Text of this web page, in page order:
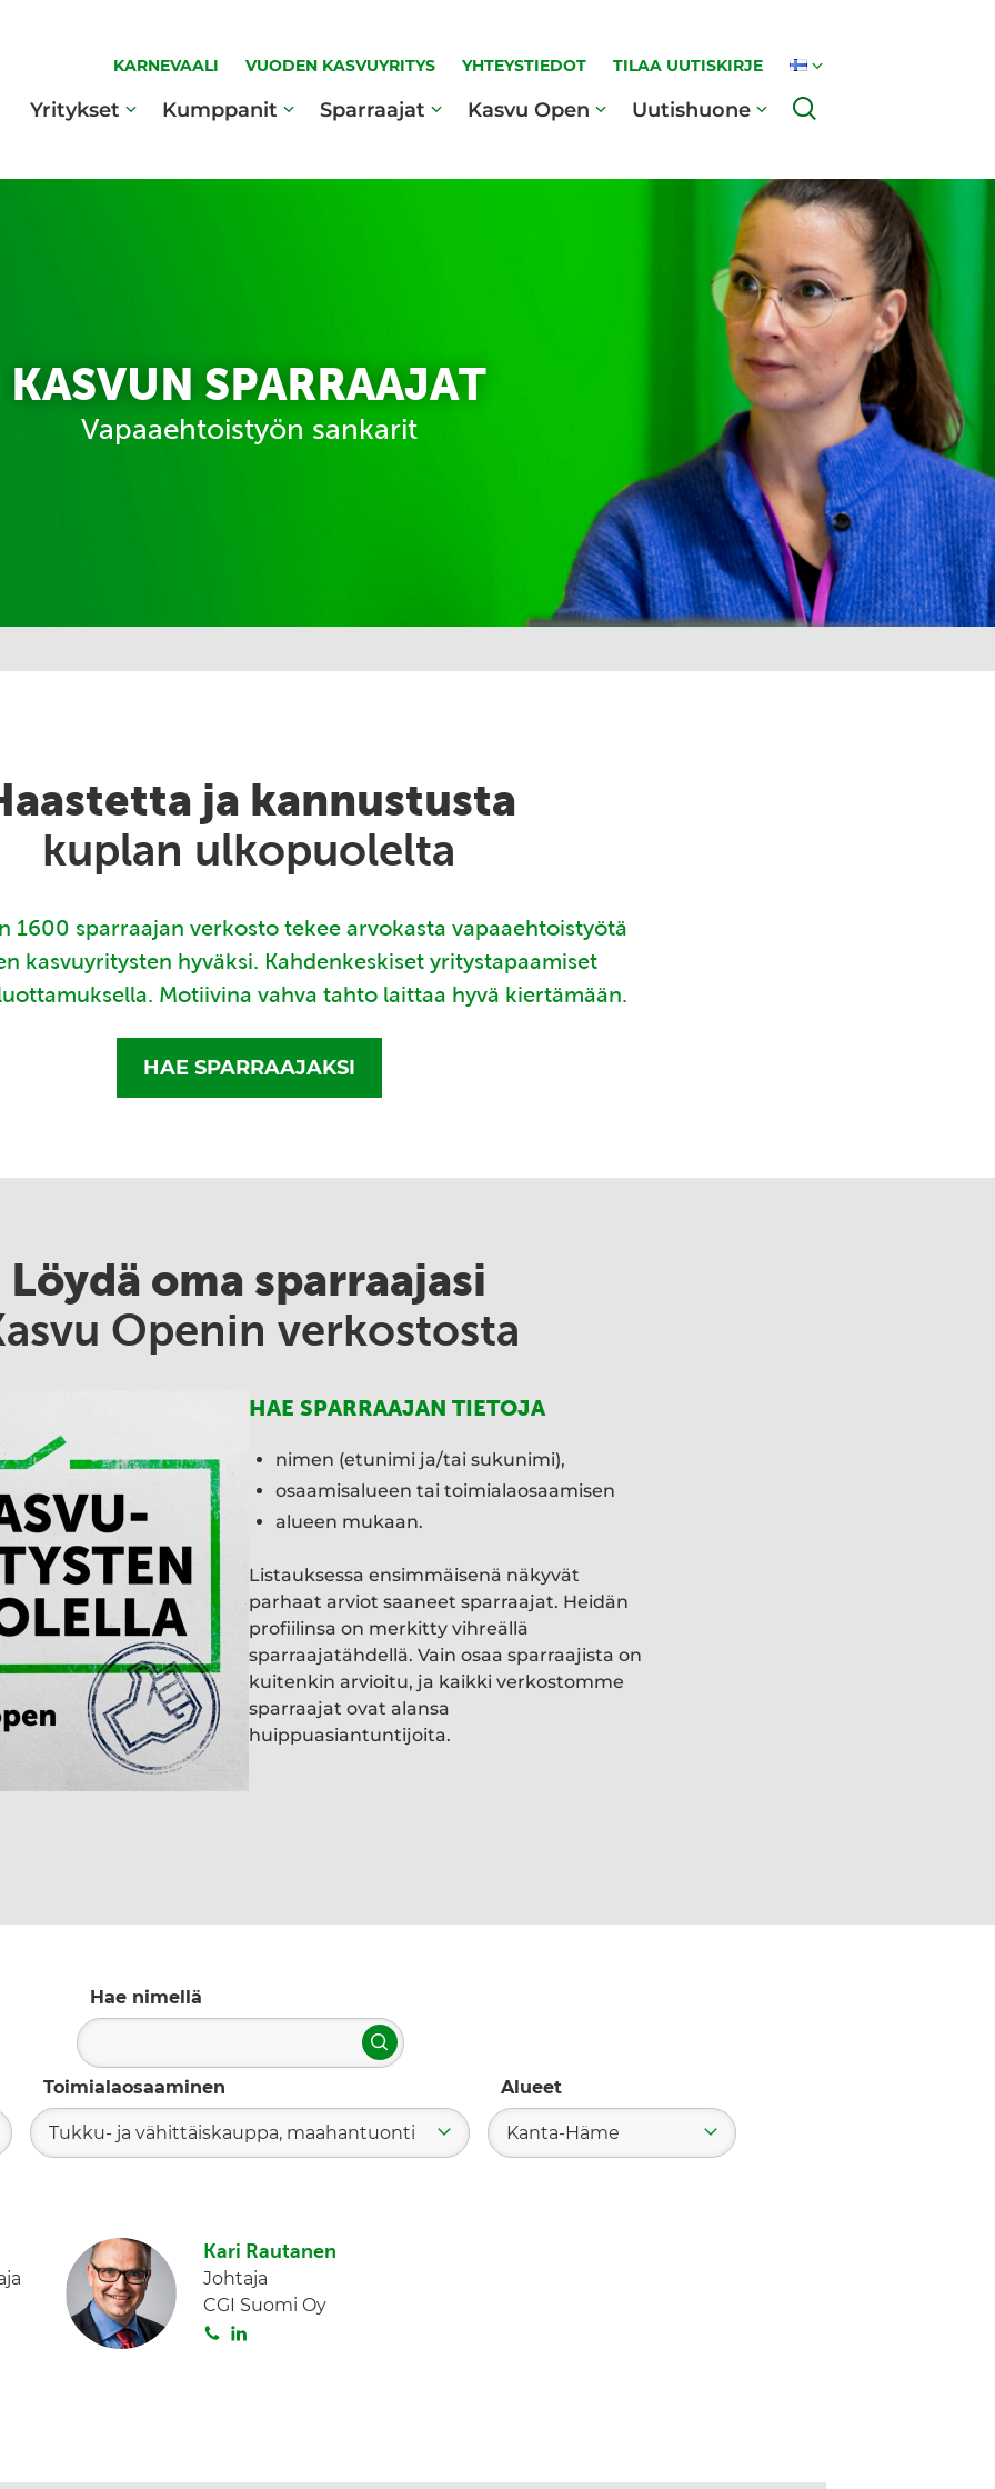
KARNEVAALI VUODEN KASVUYRITYS YHTEYSTIEDOT TILAA UUTISKIRJE
Yritykset Kumppanit Sparraajat Kasvu Open Uutishuone
KASVUN SPARRAAJAT
Vapaaehtoistyön sankarit
ja kannustusta
kuplan ulkopuolelta
1600 sparraajan verkosto tekee arvokasta vapaaehtoistyötä
kasvuyritysten hyväksi. Kahdenkeskiset yritystapaamiset
Motiivina vahva tahto laittaa hyvä kiertämään.
HAE SPARRAAJAKSI
Löydä oma sparraajasi
Openin verkostosta
HAE SPARRAAJAN TIETOJA
nimen (etunimi ja/tai sukunimi),
osaamisalueen tai toimialaosaamisen
alueen mukaan.
Listauksessa ensimmäisenä näkyvät
parhaat arviot saaneet sparraajat. Heidän
profiilinsa on merkitty vihreällä
sparraajatähdellä. Vain osaa sparraajista on
kuitenkin arvioitu, ja kaikki verkostomme
sparraajat ovat alansa
huippuasiantuntijoita.
Hae nimellä
Hae
Toimialaosaaminen
Tukku- ja vähittäiskauppa, maahantuonti
Alueet
Kanta-Häme
Kari Rautanen
Johtaja
CGI Suomi Oy
S L